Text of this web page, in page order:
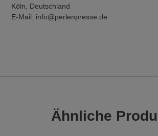
Köln, Deutschland
E-Mail: info@perlenpresse.de
Ähnliche